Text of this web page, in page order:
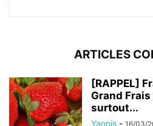
ARTICLES
[RAPPEL]
Grand
surtout...
Yannis - 16/03/